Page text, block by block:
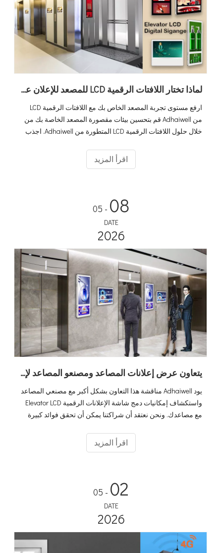
لماذا تختار اللافتات الرقمية LCD للمصعد للإعلان عن كابينة المصعد
ارفع مستوى تجربة المصعد الخاص بك مع اللافتات الرقمية LCD
من Adhaiwell قم بتحسين بيئات مقصورة المصعد الخاصة بك من
خلال حلول اللافتات الرقمية LCD المتطورة من Adhaiwell. اجذب
الوقت الفعلي والإعلانات المستهدفة. ارفع خبرتهم وارفع مستوى
اقرأ المزيد
08
- 05
DATE
2026
يتعاون عرض إعلانات المصاعد ومصنعو المصاعد لإحداث ثورة في وسائل الإعلان
يود Adhaiwell مناقشة هذا التعاون بشكل أكبر مع مصنعي المصاعد
واستكشاف إمكانيات دمج شاشة الإعلانات الرقمية Elevator LCD
مع مصاعدك. ونحن نعتقد أن شراكتنا يمكن أن تحقق فوائد كبيرة
اقرأ المزيد
02
- 05
DATE
2026